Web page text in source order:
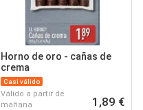
Horno de oro - cañas de
crema
Casi válido
Válido a partir de
mañana
1,89 €